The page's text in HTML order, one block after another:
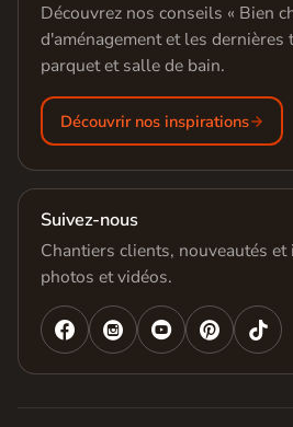
Découvrez nos conseils « Bien
d'aménagement et les dernières
parquet et salle de bain.
Découvrir nos inspirations
Suivez-nous
Chantiers clients, nouveautés et
photos et vidéos.
   